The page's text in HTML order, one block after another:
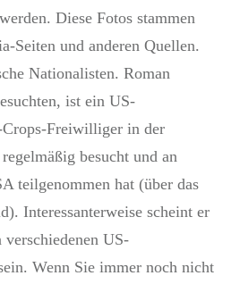
Diese Fotos stammen
Seiten und anderen Quellen.
Nationalisten. Roman
ist ein US-
Crops-Freiwilliger in der
besucht und an
teilgenommen hat (über das
Interessanterweise scheint er
US-
Wenn Sie immer noch nicht